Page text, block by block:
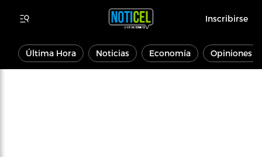
Inscribirse
Última Hora Noticias Economía Opiniones